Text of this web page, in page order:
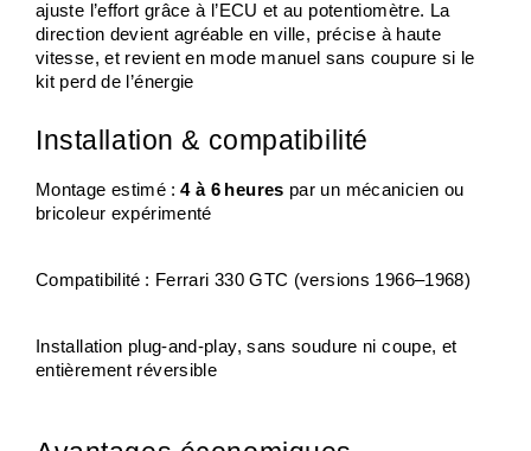
ajuste l’effort grâce à l’ECU et au potentiomètre. La
direction devient agréable en ville, précise à haute
vitesse, et revient en mode manuel sans coupure si le
kit perd de l’énergie
Installation & compatibilité
Montage estimé : 4 à 6 heures par un mécanicien ou
bricoleur expérimenté
Compatibilité : Ferrari 330 GTC (versions 1966–1968)
Installation plug‑and‑play, sans soudure ni coupe, et
entièrement réversible